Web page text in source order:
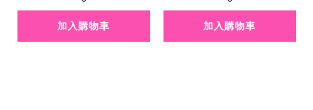
加入購物車 加入購物車